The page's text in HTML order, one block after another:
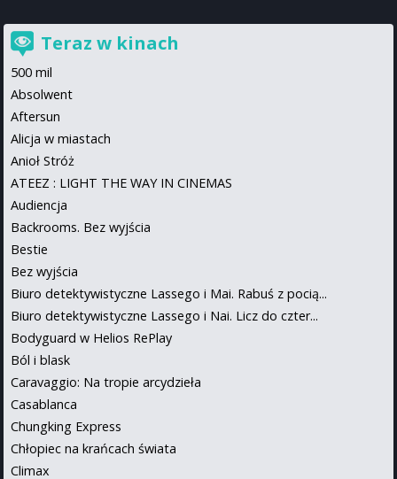
Teraz w kinach
500 mil
Absolwent
Aftersun
Alicja w miastach
Anioł Stróż
ATEEZ : LIGHT THE WAY IN CINEMAS
Audiencja
Backrooms. Bez wyjścia
Bestie
Bez wyjścia
Biuro detektywistyczne Lassego i Mai. Rabuś z pocią...
Biuro detektywistyczne Lassego i Nai. Licz do czter...
Bodyguard w Helios RePlay
Ból i blask
Caravaggio: Na tropie arcydzieła
Casablanca
Chungking Express
Chłopiec na krańcach świata
Climax